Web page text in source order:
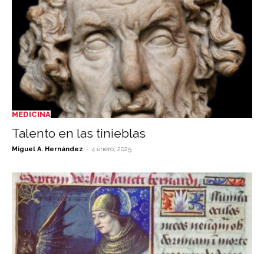
MEDICINA
Talento en las tinieblas
Miguel A. Hernández - 4 enero, 2025